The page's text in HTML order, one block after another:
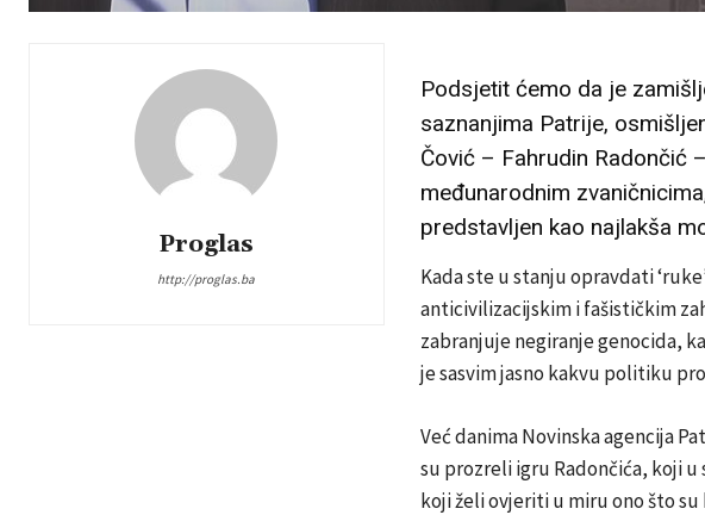
Proglas
http://proglas.ba
Podsjetit ćemo da je
saznanjima Patrije,
Čović – Fahrudin Radončić
međunarodnim
predstavljen kao najlakša
Kada ste u stanju opravdati
anticivilizacijskim i fašističkim
zabranjuje negiranje genocida,
je sasvim jasno kakvu politiku
Već danima Novinska agencija
su prozreli igru Radončića, koji
koji želi ovjeriti u miru ono što